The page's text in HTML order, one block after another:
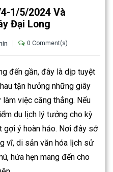
1/5/2024 Và
Đại Long
0 Comment(s)
đến gần, đây là dịp tuyệt
tận hưởng những giây
việc căng thẳng. Nếu
du lịch lý tưởng cho kỳ
gợi ý hoàn hảo. Nơi đây sở
vĩ, di sản văn hóa lịch sử
hứa hẹn mang đến cho